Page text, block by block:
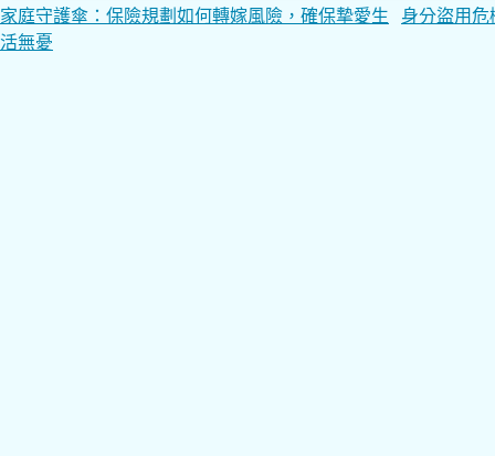
文
章
家庭守護傘：保險規劃如何轉嫁風險，確保摯愛生
活無憂
身分盜用